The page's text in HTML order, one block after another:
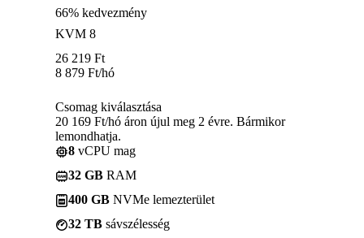
66% kedvezmény
KVM 8
26 219 Ft
8 879 Ft/hó
Csomag kiválasztása
20 169 Ft/hó áron újul meg 2 évre. Bármikor
lemondhatja.
8 vCPU mag
32 GB RAM
400 GB NVMe lemezterület
32 TB sávszélesség